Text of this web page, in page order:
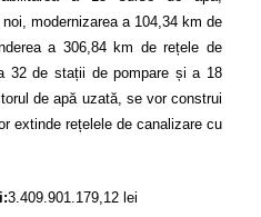
modernizarea a 104,34 km de
a 306,84 km de rețele de
32 de stații de pompare și a 18
de apă uzată, se vor construi
extinde rețelele de canalizare cu
3.409.901.179,12 lei